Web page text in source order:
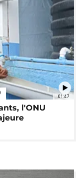
01:47
l'ONU